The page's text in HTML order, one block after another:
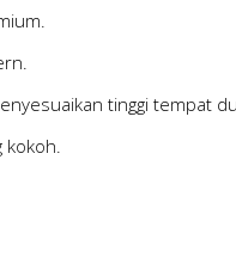
tinggi tempat
kokoh.